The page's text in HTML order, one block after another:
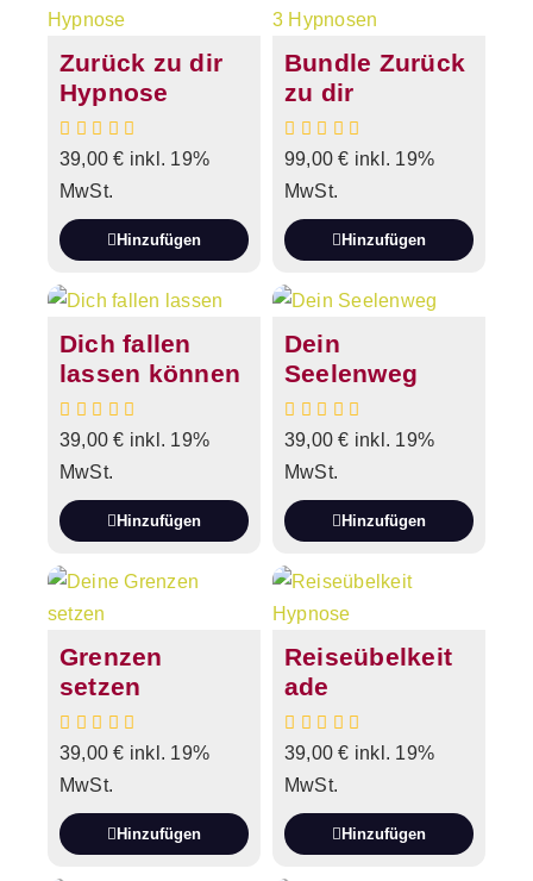
Zurück zu dir
Hypnose
39,00€ inkl. 19%
MwSt.
Hinzufügen
Bundle Zurück
zu dir
99,00€ inkl. 19%
MwSt.
Hinzufügen
Dich fallen
lassen können
39,00€ inkl. 19%
MwSt.
Hinzufügen
Dein
Seelenweg
39,00€ inkl. 19%
MwSt.
Hinzufügen
Grenzen
setzen
39,00€ inkl. 19%
MwSt.
Hinzufügen
Reiseübelkeit
ade
39,00€ inkl. 19%
MwSt.
Hinzufügen